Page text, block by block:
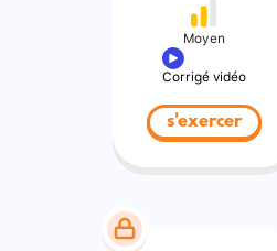
Moyen
Corrigé vidéo
s'exercer